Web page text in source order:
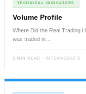
TECHNICAL INDICATORS
Volume Profile
Where Did the Real Trading
was traded in…
6 MIN READ · INTERMEDIATE